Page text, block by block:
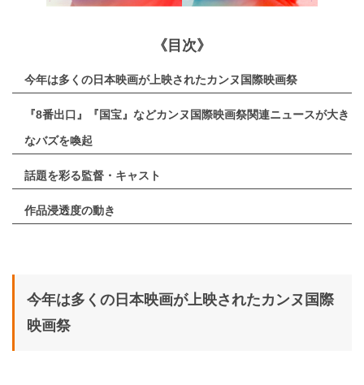
《目次》
今年は多くの日本映画が上映されたカンヌ国際映画祭
『8番出口』『国宝』などカンヌ国際映画祭関連ニュースが大き
なバズを喚起
話題を彩る監督・キャスト
作品浸透度の動き
今年は多くの日本映画が上映されたカンヌ国際
映画祭